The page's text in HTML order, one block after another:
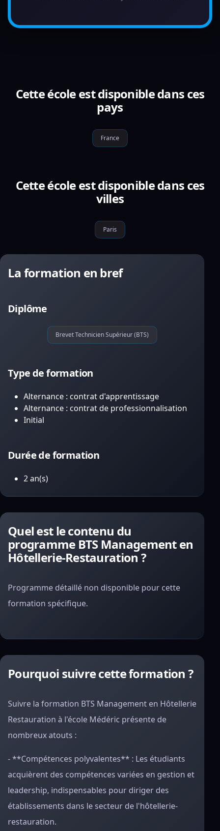
Cette école est disponible dans ces
pays
France
Cette école est disponible dans ces
villes
Paris
La formation en bref
Diplôme
Brevet Technicien Supérieur (BTS)
Type de formation
Alternance : contrat d'apprentissage
Alternance : contrat de professionnalisation
Initial
Durée de formation
2 an(s)
Quel est le contenu du
programme BTS Management en
Hôtellerie-Restauration ?
Programme détaillé non disponible pour cette
formation spécifique.
Pourquoi suivre cette formation ?
Suivre la formation BTS Management en Hôtellerie
Restauration à l'école Médéric présente de
nombreux atouts :
- **Compétences polyvalentes** : Les étudiants
acquièrent des compétences variées en gestion et
leadership, indispensables pour diriger des
établissements dans le secteur de l'hôtellerie-
restauration.